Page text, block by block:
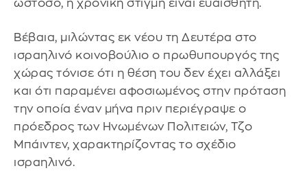
ωστόσο, η χρονική στιγμή είναι ευαίσθητη.
Βέβαια, μιλώντας εκ νέου τη Δευτέρα στο
ισραηλινό κοινοβούλιο ο πρωθυπουργός της
χώρας τόνισε ότι η θέση του δεν έχει αλλάξει
και ότι παραμένει αφοσιωμένος στην πρόταση
την οποία έναν μήνα πριν περιέγραψε ο
πρόεδρος των Ηνωμένων Πολιτειών, Τζο
Μπάιντεν, χαρακτηρίζοντας το σχέδιο
ισραηλινό.